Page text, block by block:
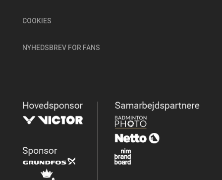
COOKIES
NYHEDSBREV FOR FANS